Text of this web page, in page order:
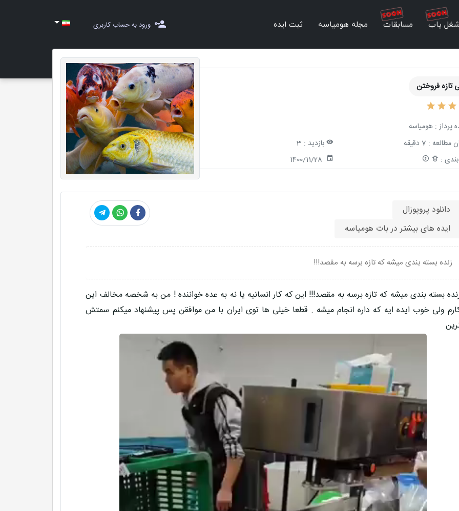
شغل یاب مسابقات مجله هومیاسه ثبت ایده ورود به حساب کاربری
تازه فروختن
پرداز : هومیاسه
مطالعه : 7 دقیقه بازدید : 3
:
1400/11/28
دانلود پروپوزال
ایده های بیشتر در بات هومیاسه
زنده بسته بندی میشه که تازه برسه به مقصد!!!
بسته بندی میشه که تازه برسه به مقصد!!! این که کار انسانیه یا نه به عده خواننده ! من به شخصه مخالف این
ولی خوب ایده ایه که داره انجام میشه . قطعا خیلی ها توی ایران با من موافقن پس پیشنهاد میکنم سمتش